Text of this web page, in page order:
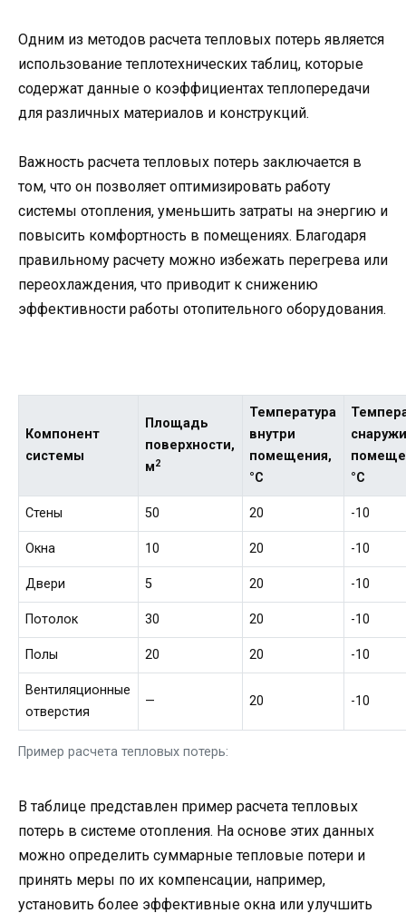
Одним из методов расчета тепловых потерь является
использование теплотехнических таблиц, которые
содержат данные о коэффициентах теплопередачи
для различных материалов и конструкций.
Важность расчета тепловых потерь заключается в
том, что он позволяет оптимизировать работу
системы отопления, уменьшить затраты на энергию и
повысить комфортность в помещениях. Благодаря
правильному расчету можно избежать перегрева или
переохлаждения, что приводит к снижению
эффективности работы отопительного оборудования.
Пример расчета тепловых потерь:
Компонент
системы
Площадь
поверхности,
м2
Температура
внутри
помещения,
°C
°C
Стены 50 20 -10
Окна 10 20 -10
Двери 5 20 -10
Потолок 30 20 -10
Полы 20 20 -10
Вентиляционные
отверстия
— 20 -10
В таблице представлен пример расчета тепловых
потерь в системе отопления. На основе этих данных
можно определить суммарные тепловые потери и
принять меры по их компенсации, например,
установить более эффективные окна или улучшить